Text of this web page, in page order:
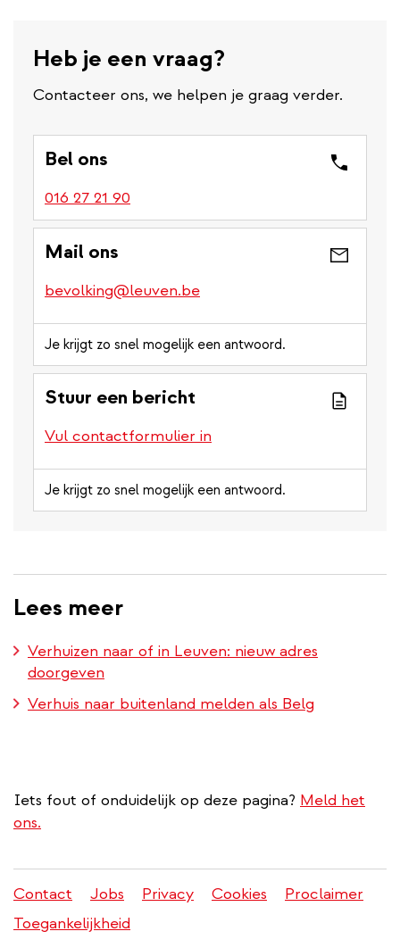
Heb je een vraag?
Contacteer ons, we helpen je graag verder.
Bel ons
016 27 21 90
Mail ons
bevolking@leuven.be
Je krijgt zo snel mogelijk een antwoord.
Stuur een bericht
Vul contactformulier in
Je krijgt zo snel mogelijk een antwoord.
Lees meer
Verhuizen naar of in Leuven: nieuw adres
doorgeven
Verhuis naar buitenland melden als Belg
Iets fout of onduidelijk op deze pagina? Meld het
ons.
Juridisch
menu
Contact Jobs Privacy Cookies
Proclaimer
Toegankelijkheid